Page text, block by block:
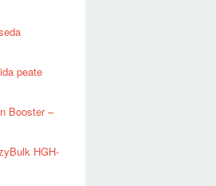
peate
Booster –
HGH-